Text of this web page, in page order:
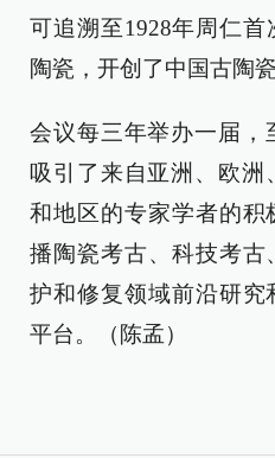
可追溯至1928年周仁
陶瓷，开创了中国古陶
会议每三年举办一届，
吸引了来自亚洲、欧洲
和地区的专家学者的
播陶瓷考古、科技考古
护和修复领域前沿研
平台。（陈孟）